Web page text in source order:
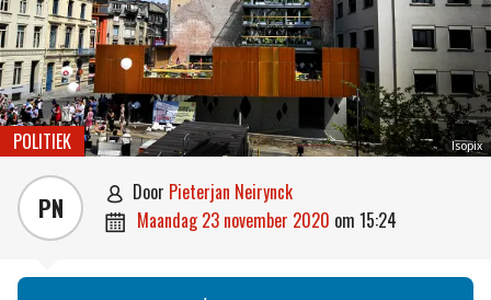
Isopix
POLITIEK
PN  door Pieterjan Neirynck
 maandag 23 november 2020 om 15:24